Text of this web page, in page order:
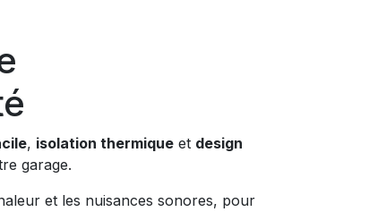
, isolation thermique et design
garage.
et les nuisances sonores, pour